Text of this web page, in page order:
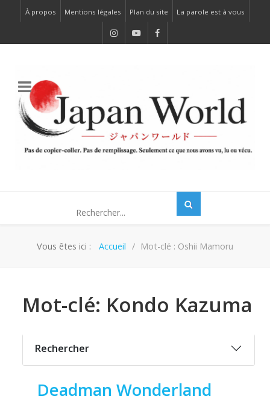
À propos Mentions légales Plan du site La parole est à vous
Vous êtes ici : Accueil Mot-clé : Oshii Mamoru
Mot-clé: Kondo Kazuma
Rechercher
Deadman Wonderland